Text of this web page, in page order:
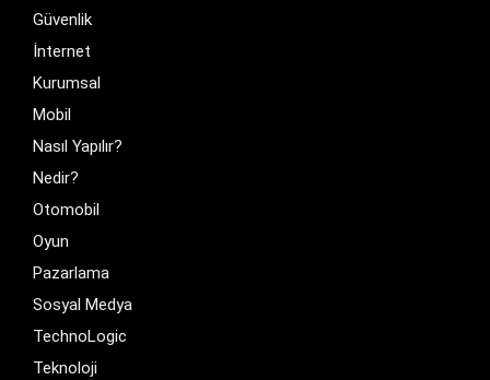
Güvenlik
İnternet
Kurumsal
Mobil
Nasıl Yapılır?
Nedir?
Otomobil
Oyun
Pazarlama
Sosyal Medya
TechnoLogic
Teknoloji